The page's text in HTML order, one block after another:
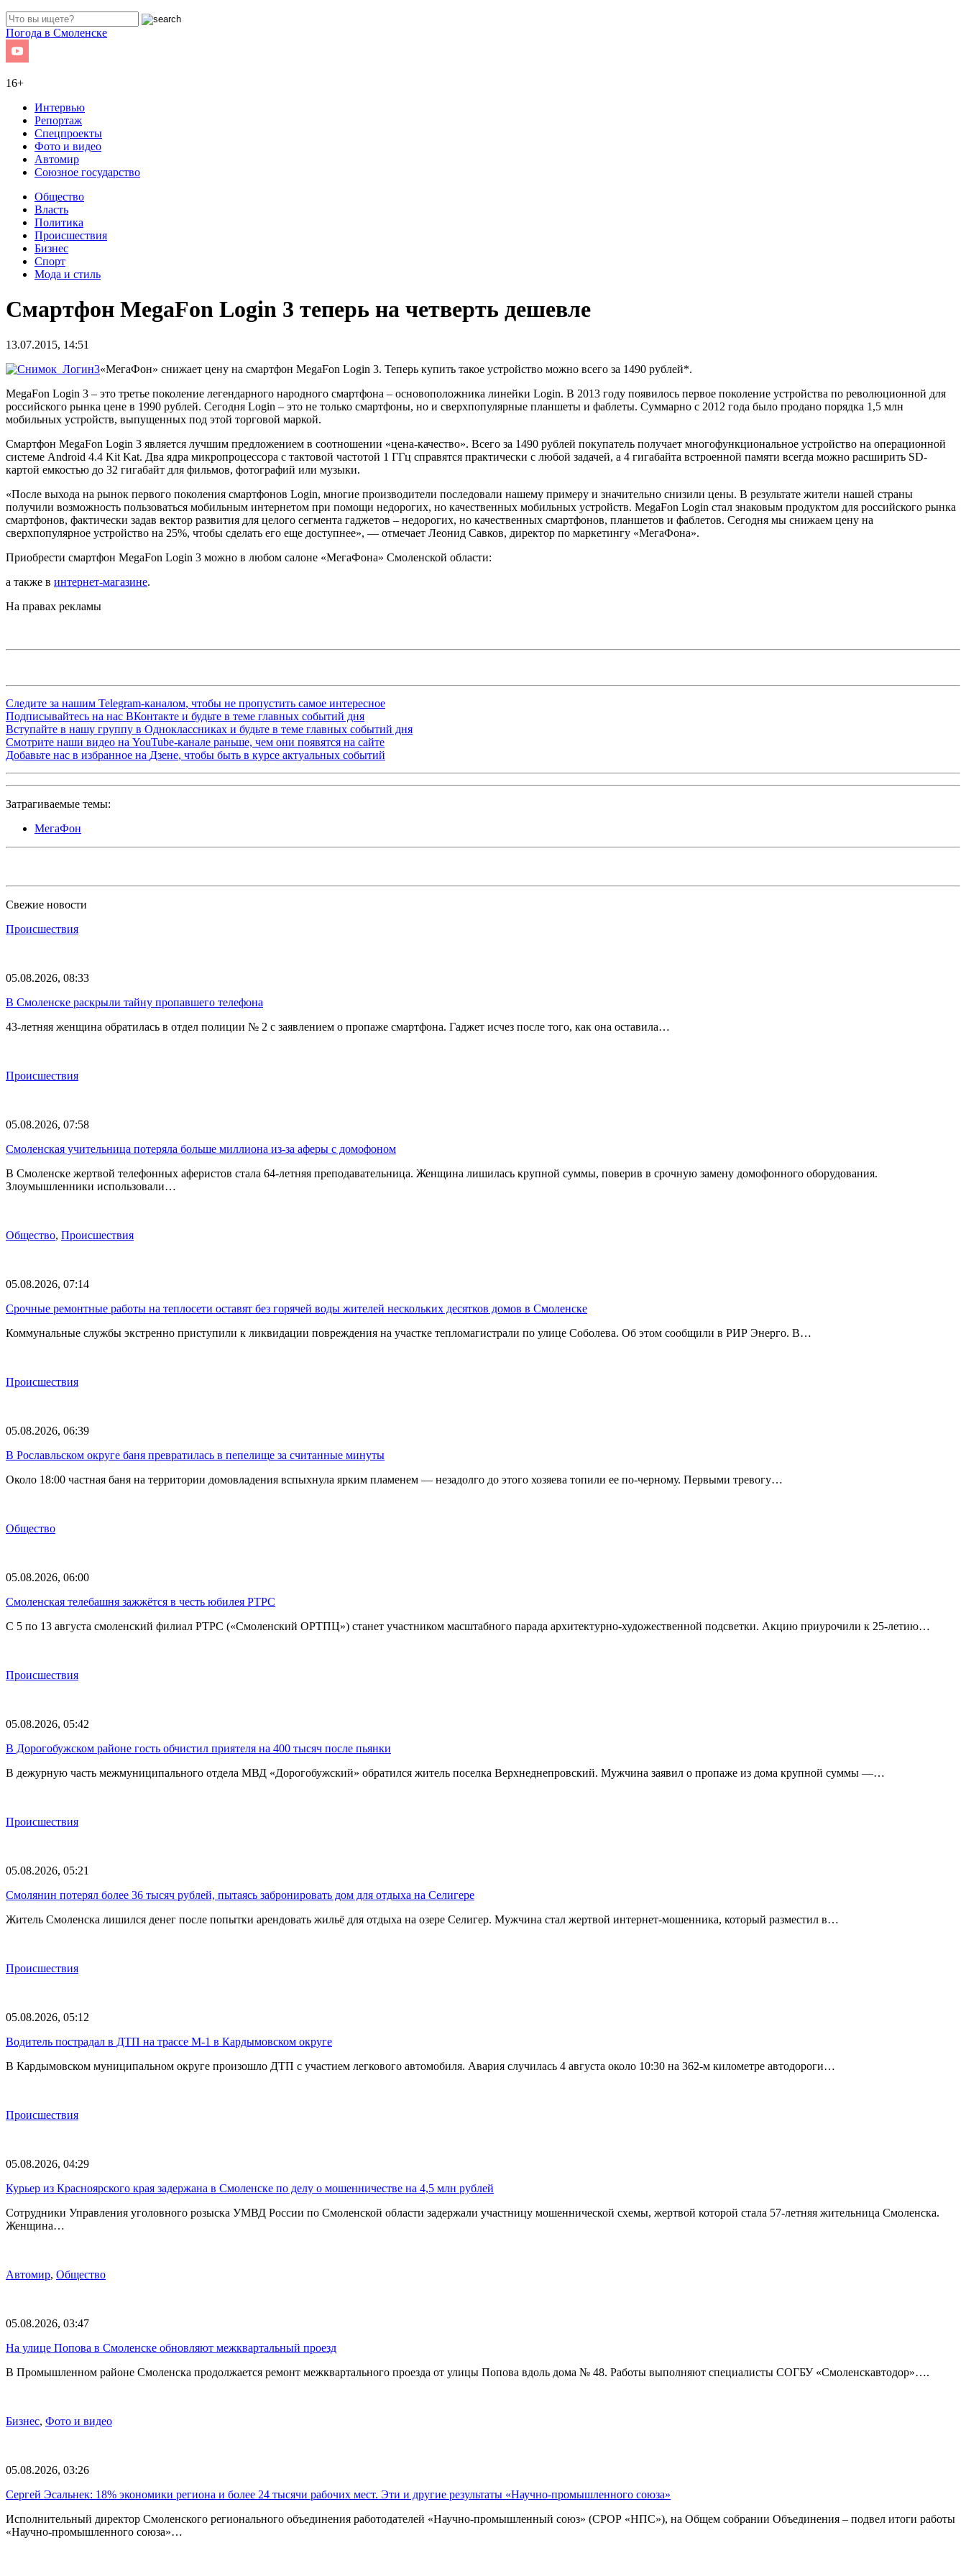
Погода в Смоленске
16+
Интервью
Репортаж
Спецпроекты
Фото и видео
Автомир
Союзное государство
Общество
Власть
Политика
Происшествия
Бизнес
Спорт
Мода и стиль
Смартфон MegaFon Login 3 теперь на четверть дешевле
13.07.2015, 14:51
«МегаФон» снижает цену на смартфон MegaFon Login 3. Теперь купить такое устройство можно всего за 1490 рублей*.
MegaFon Login 3 – это третье поколение легендарного народного смартфона – основоположника линейки Login. В 2013 году появилось первое поколение устройства по революционной для
российского рынка цене в 1990 рублей. Сегодня Login – это не только смартфоны, но и сверхпопулярные планшеты и фаблеты. Суммарно с 2012 года было продано порядка 1,5 млн
мобильных устройств, выпущенных под этой торговой маркой.
Смартфон MegaFon Login 3 является лучшим предложением в соотношении «цена-качество». Всего за 1490 рублей покупатель получает многофункциональное устройство на операционной
системе Android 4.4 Kit Kat. Два ядра микропроцессора с тактовой частотой 1 ГГц справятся практически с любой задачей, а 4 гигабайта встроенной памяти всегда можно расширить SD-
картой емкостью до 32 гигабайт для фильмов, фотографий или музыки.
«После выхода на рынок первого поколения смартфонов Login, многие производители последовали нашему примеру и значительно снизили цены. В результате жители нашей страны
получили возможность пользоваться мобильным интернетом при помощи недорогих, но качественных мобильных устройств. MegaFon Login стал знаковым продуктом для российского рынка
смартфонов, фактически задав вектор развития для целого сегмента гаджетов – недорогих, но качественных смартфонов, планшетов и фаблетов. Сегодня мы снижаем цену на
сверхпопулярное устройство на 25%, чтобы сделать его еще доступнее», — отмечает Леонид Савков, директор по маркетингу «МегаФона».
Приобрести смартфон MegaFon Login 3 можно в любом салоне «МегаФона» Смоленской области:
а также в интернет-магазине.
На правах рекламы
Следите за нашим Telegram-каналом, чтобы не пропустить самое интересное
Подписывайтесь на нас ВКонтакте и будьте в теме главных событий дня
Вступайте в нашу группу в Одноклассниках и будьте в теме главных событий дня
Смотрите наши видео на YouTube-канале раньше, чем они появятся на сайте
Добавьте нас в избранное на Дзене, чтобы быть в курсе актуальных событий
Затрагиваемые темы:
МегаФон
Свежие новости
Происшествия
05.08.2026, 08:33
В Смоленске раскрыли тайну пропавшего телефона
43-летняя женщина обратилась в отдел полиции № 2 с заявлением о пропаже смартфона. Гаджет исчез после того, как она оставила…
Происшествия
05.08.2026, 07:58
Смоленская учительница потеряла больше миллиона из-за аферы с домофоном
В Смоленске жертвой телефонных аферистов стала 64-летняя преподавательница. Женщина лишилась крупной суммы, поверив в срочную замену домофонного оборудования.
Злоумышленники использовали…
Общество, Происшествия
05.08.2026, 07:14
Срочные ремонтные работы на теплосети оставят без горячей воды жителей нескольких десятков домов в Смоленске
Коммунальные службы экстренно приступили к ликвидации повреждения на участке тепломагистрали по улице Соболева. Об этом сообщили в РИР Энерго. В…
Происшествия
05.08.2026, 06:39
В Рославльском округе баня превратилась в пепелище за считанные минуты
Около 18:00 частная баня на территории домовладения вспыхнула ярким пламенем — незадолго до этого хозяева топили ее по-черному. Первыми тревогу…
Общество
05.08.2026, 06:00
Смоленская телебашня зажжётся в честь юбилея РТРС
С 5 по 13 августа смоленский филиал РТРС («Смоленский ОРТПЦ») станет участником масштабного парада архитектурно-художественной подсветки. Акцию приурочили к 25-летию…
Происшествия
05.08.2026, 05:42
В Дорогобужском районе гость обчистил приятеля на 400 тысяч после пьянки
В дежурную часть межмуниципального отдела МВД «Дорогобужский» обратился житель поселка Верхнеднепровский. Мужчина заявил о пропаже из дома крупной суммы —…
Происшествия
05.08.2026, 05:21
Смолянин потерял более 36 тысяч рублей, пытаясь забронировать дом для отдыха на Селигере
Житель Смоленска лишился денег после попытки арендовать жильё для отдыха на озере Селигер. Мужчина стал жертвой интернет-мошенника, который разместил в…
Происшествия
05.08.2026, 05:12
Водитель пострадал в ДТП на трассе М-1 в Кардымовском округе
В Кардымовском муниципальном округе произошло ДТП с участием легкового автомобиля. Авария случилась 4 августа около 10:30 на 362-м километре автодороги…
Происшествия
05.08.2026, 04:29
Курьер из Красноярского края задержана в Смоленске по делу о мошенничестве на 4,5 млн рублей
Сотрудники Управления уголовного розыска УМВД России по Смоленской области задержали участницу мошеннической схемы, жертвой которой стала 57-летняя жительница Смоленска.
Женщина…
Автомир, Общество
05.08.2026, 03:47
На улице Попова в Смоленске обновляют межквартальный проезд
В Промышленном районе Смоленска продолжается ремонт межквартального проезда от улицы Попова вдоль дома № 48. Работы выполняют специалисты СОГБУ «Смоленскавтодор»….
Бизнес, Фото и видео
05.08.2026, 03:26
Сергей Эсальнек: 18% экономики региона и более 24 тысячи рабочих мест. Эти и другие результаты «Научно-промышленного союза»
Исполнительный директор Смоленского регионального объединения работодателей «Научно-промышленный союз» (СРОР «НПС»), на Общем собрании Объединения – подвел итоги работы
«Научно-промышленного союза»…